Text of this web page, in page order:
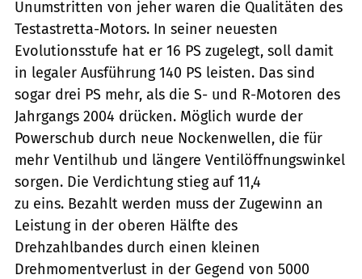
Unumstritten von jeher waren die Qualitäten des
Testastretta-Motors. In seiner neuesten
Evolutionsstufe hat er 16 PS zugelegt, soll damit
in legaler Ausführung 140 PS leisten. Das sind
sogar drei PS mehr, als die S- und R-Motoren des
Jahrgangs 2004 drücken. Möglich wurde der
Powerschub durch neue Nockenwellen, die für
mehr Ventilhub und längere Ventilöffnungswinkel
sorgen. Die Verdichtung stieg auf 11,4
zu eins. Bezahlt werden muss der Zugewinn an
Leistung in der oberen Hälfte des
Drehzahlbandes durch einen kleinen
Drehmomentverlust in der Gegend von 5000